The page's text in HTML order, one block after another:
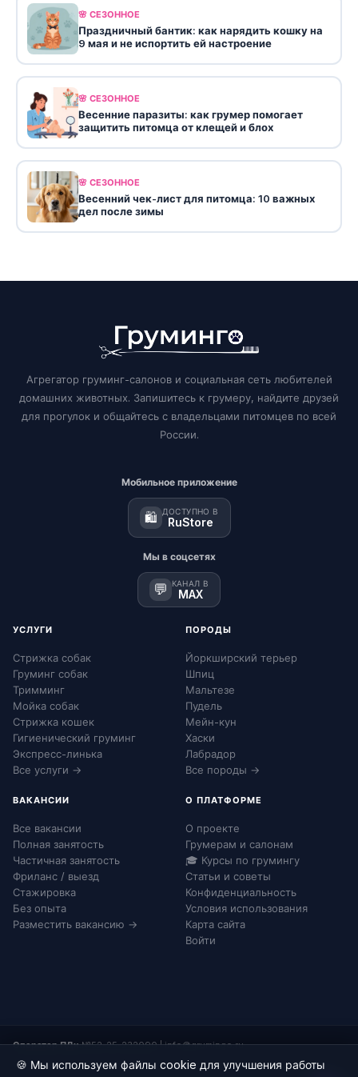
🍪 Мы используем файлы cookie для улучшения работы
🌸 СЕЗОННОЕ
Праздничный бантик: как нарядить кошку на
9 мая и не испортить ей настроение
🌸 СЕЗОННОЕ
Весенние паразиты: как грумер помогает
защитить питомца от клещей и блох
🌸 СЕЗОННОЕ
Весенний чек-лист для питомца: 10 важных
дел после зимы
Агрегатор груминг-салонов и социальная сеть любителей
домашних животных. Запишитесь к грумеру, найдите друзей
для прогулок и общайтесь с владельцами питомцев по всей
России.
Мобильное приложение
🛍️ ДОСТУПНО В
RuStore
Мы в соцсетях
💬 КАНАЛ В
MAX
УСЛУГИ
Стрижка собак
Груминг собак
Тримминг
Мойка собак
Стрижка кошек
Гигиенический груминг
Экспресс-линька
Все услуги →
ПОРОДЫ
Йоркширский терьер
Шпиц
Мальтезе
Пудель
Мейн-кун
Хаски
Лабрадор
Все породы →
ВАКАНСИИ
Все вакансии
Полная занятость
Частичная занятость
Фриланс / выезд
Стажировка
Без опыта
Разместить вакансию →
О ПЛАТФОРМЕ
О проекте
Грумерам и салонам
🎓 Курсы по грумингу
Статьи и советы
Конфиденциальность
Условия использования
Карта сайта
Войти
Оператор ПДн:№52-25-232090|info@grumingo.ru